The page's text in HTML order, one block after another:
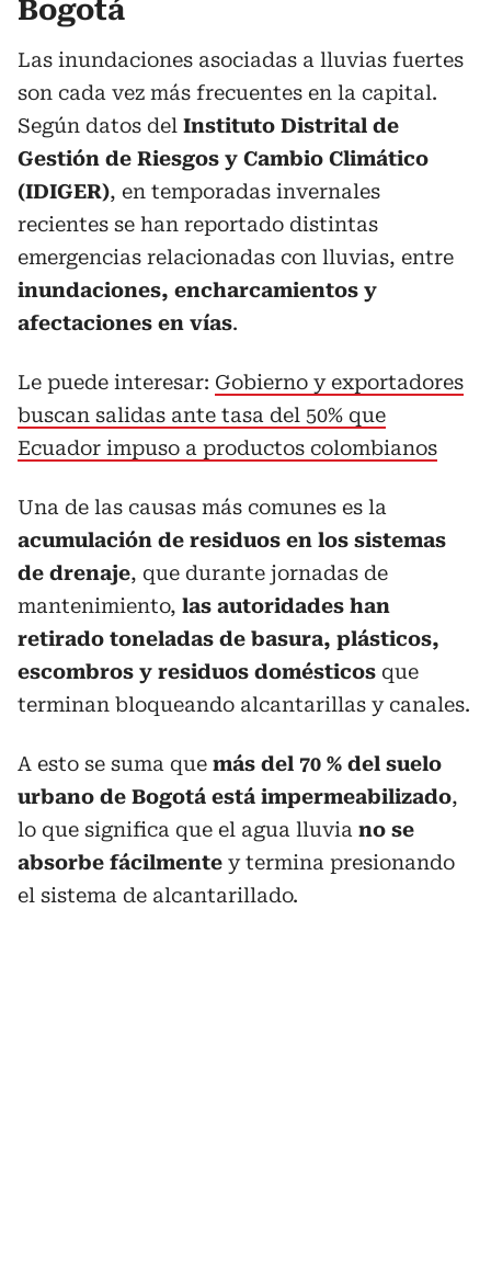
Bogotá
Las inundaciones asociadas a lluvias fuertes
son cada vez más frecuentes en la capital.
Según datos del Instituto Distrital de
Gestión de Riesgos y Cambio Climático
(IDIGER), en temporadas invernales
recientes se han reportado distintas
emergencias relacionadas con lluvias, entre
inundaciones, encharcamientos y
afectaciones en vías.
Le puede interesar: Gobierno y exportadores
buscan salidas ante tasa del 50% que
Ecuador impuso a productos colombianos
Una de las causas más comunes es la
acumulación de residuos en los sistemas
de drenaje, que durante jornadas de
mantenimiento, las autoridades han
retirado toneladas de basura, plásticos,
escombros y residuos domésticos que
terminan bloqueando alcantarillas y canales.
A esto se suma que más del 70 % del suelo
urbano de Bogotá está impermeabilizado,
lo que significa que el agua lluvia no se
absorbe fácilmente y termina presionando
el sistema de alcantarillado.